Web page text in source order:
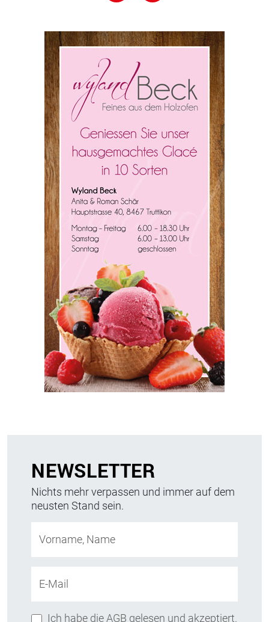
NEWSLETTER
Nichts mehr verpassen und immer auf dem
neusten Stand sein.
Vorname, Name
E-Mail
Ich habe die AGB gelesen und akzeptiert.